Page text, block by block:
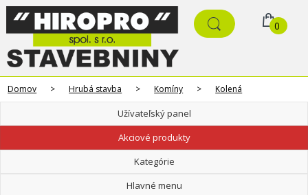
0
Domov > Hrubá stavba > Komíny > Kolená
Užívateľský panel
Akciové produkty
Kategórie
Hlavné menu